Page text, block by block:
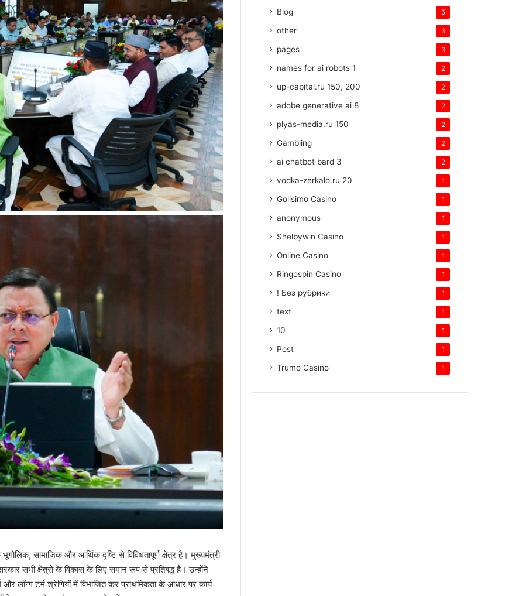
सामाजिक और आर्थिक दृष्टि से विविधतापूर्ण क्षेत्र है। मुख्यमंत्री
सभी क्षेत्रों के विकास के लिए समान रूप से प्रतिबद्ध है। उन्होंने
और लॉन्ग टर्म श्रेणियों में विभाजित कर प्राथमिकता के आधार पर कार्य
Blog 5
other 3
pages 3
names for ai robots 1 2
up-capital.ru 150, 200 2
adobe generative ai 8 2
plyas-media.ru 150 2
Gambling 2
ai chatbot bard 3 2
vodka-zerkalo.ru 20 1
Golisimo Casino 1
anonymous 1
Shelbywin Casino 1
Online Casino 1
Ringospin Casino 1
! Без рубрики 1
text 1
10 1
Post 1
Trumo Casino 1